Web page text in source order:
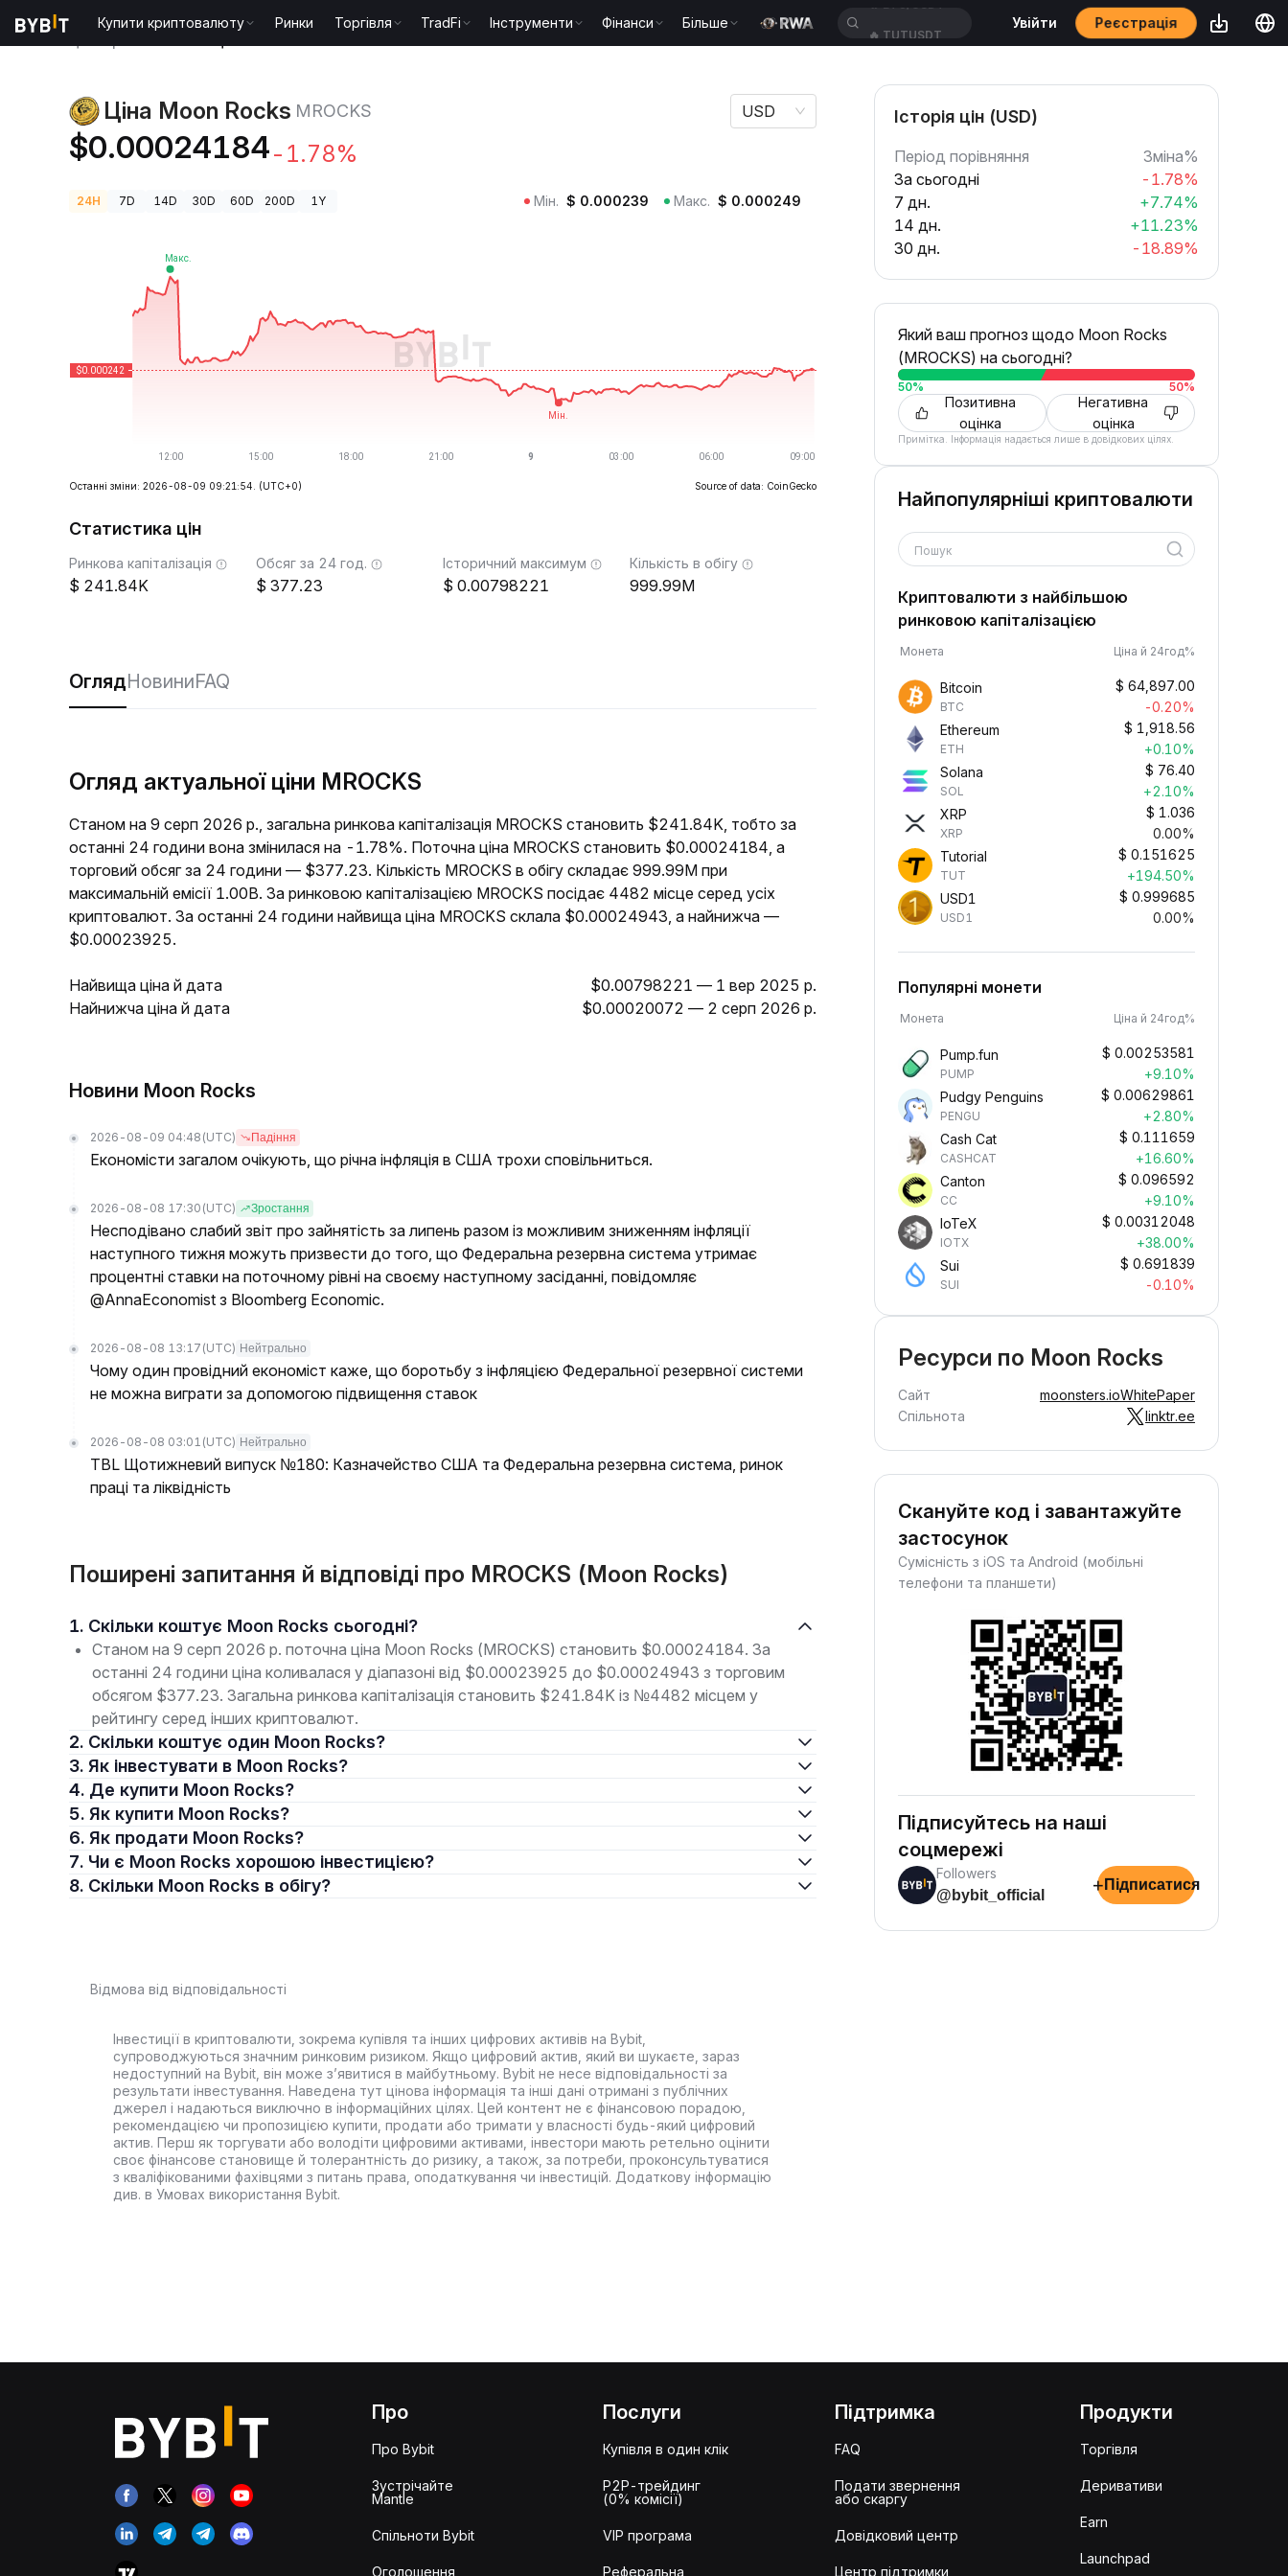
Купити криптовалюту Ринки Торгівля TradFi Інструменти Фінанси Більше Увійти Реєстрація
Ціна Moon Rocks MROCKS
$0.00024184-1.78%
USD
24H 7D 14D 30D 60D 200D 1Y Мін. $ 0.000239 Макс. $ 0.000249
Останні зміни: 2026-08-09 09:21:54. (UTC+0) Source of data: CoinGecko
Статистика цін
Ринкова капіталізація
241.84K
Обсяг за 24 год.
377.23
Історичний максимум
0.00798221
Кількість в обігу
999.99M
ОглядНовиниFAQ
Огляд актуальної ціни MROCKS
Станом на 9 серп 2026 р., загальна ринкова капіталізація MROCKS становить $241.84K, тобто за
останні 24 години вона змінилася на -1.78%. Поточна ціна MROCKS становить $0.00024184, а
торговий обсяг за 24 години — $377.23. Кількість MROCKS в обігу складає 999.99M при
максимальній емісії 1.00B. За ринковою капіталізацією MROCKS посідає 4482 місце серед усіх
криптовалют. За останні 24 години найвища ціна MROCKS склала $0.00024943, а найнижча —
$0.00023925.
Найвища ціна й дата
$0.00798221 — 1 вер 2025 р.
Найнижча ціна й дата
$0.00020072 — 2 серп 2026 р.
Новини Moon Rocks
2026-08-09 04:48 (UTC) Падіння
Економісти загалом очікують, що річна інфляція в США трохи сповільниться.
2026-08-08 17:30 (UTC) Зростання
Несподівано слабий звіт про зайнятість за липень разом із можливим зниженням інфляції
наступного тижня можуть призвести до того, що Федеральна резервна система утримає
процентні ставки на поточному рівні на своєму наступному засіданні, повідомляє
@AnnaEconomist з Bloomberg Economic.
2026-08-08 13:17 (UTC) Нейтрально
Чому один провідний економіст каже, що боротьбу з інфляцією Федеральної резервної системи
не можна виграти за допомогою підвищення ставок
2026-08-08 03:01 (UTC) Нейтрально
TBL Щотижневий випуск №180: Казначейство США та Федеральна резервна система, ринок
праці та ліквідність
Поширені запитання й відповіді про MROCKS (Moon Rocks)
1. Скільки коштує Moon Rocks сьогодні?
Станом на 9 серп 2026 р. поточна ціна Moon Rocks (MROCKS) становить $0.00024184. За
останні 24 години ціна коливалася у діапазоні від $0.00023925 до $0.00024943 з торговим
обсягом $377.23. Загальна ринкова капіталізація становить $241.84K із №4482 місцем у
рейтингу серед інших криптовалют.
2. Скільки коштує один Moon Rocks?
3. Як інвестувати в Moon Rocks?
4. Де купити Moon Rocks?
5. Як купити Moon Rocks?
6. Як продати Moon Rocks?
7. Чи є Moon Rocks хорошою інвестицією?
8. Скільки Moon Rocks в обігу?
Відмова від відповідальності
Інвестиції в криптовалюти, зокрема купівля та інших цифрових активів на Bybit,
супроводжуються значним ринковим ризиком. Якщо цифровий актив, який ви шукаєте, зараз
недоступний на Bybit, він може з’явитися в майбутньому. Bybit не несе відповідальності за
результати інвестування. Наведена тут цінова інформація та інші дані отримані з публічних
джерел і надаються виключно в інформаційних цілях. Цей контент не є фінансовою порадою,
рекомендацією чи пропозицією купити, продати або тримати у власності будь-який цифровий
актив. Перш як торгувати або володіти цифровими активами, інвестори мають ретельно оцінити
своє фінансове становище й толерантність до ризику, а також, за потреби, проконсультуватися
з кваліфікованими фахівцями з питань права, оподаткування чи інвестицій. Додаткову інформацію
див. в Умовах використання Bybit.
Історія цін (USD)
Період порівняння
Зміна%
За сьогодні
-1.78%
7 дн.
+7.74%
14 дн.
+11.23%
30 дн.
-18.89%
Який ваш прогноз щодо Moon Rocks
(MROCKS) на сьогодні?
50% 50%
Позитивна
оцінка
Негативна
оцінка
Примітка. Інформація надається лише в довідкових цілях.
Найпопулярніші криптовалюти
Пошук
Криптовалюти з найбільшою
ринковою капіталізацією
Монета Ціна й 24год%
Bitcoin
BTC
$ 64,897.00
-0.20%
Ethereum
ETH
$ 1,918.56
+0.10%
Solana
SOL
$ 76.40
+2.10%
XRP
XRP
$ 1.036
0.00%
Tutorial
TUT
$ 0.151625
+194.50%
USD1
USD1
$ 0.999685
0.00%
Популярні монети
Монета Ціна й 24год%
Pump.fun
PUMP
$ 0.00253581
+9.10%
Pudgy Penguins
PENGU
$ 0.00629861
+2.80%
Cash Cat
CASHCAT
$ 0.111659
+16.60%
Canton
CC
$ 0.096592
+9.10%
IoTeX
IOTX
$ 0.00312048
+38.00%
Sui
SUI
$ 0.691839
-0.10%
Ресурси по Moon Rocks
Сайт moonsters.ioWhitePaper
Спільнота
linktr.ee
Скануйте код і завантажуйте
застосунок
Сумісність з iOS та Android (мобільні
телефони та планшети)
Підписуйтесь на наші
соцмережі
Followers
@bybit_official
+ Підписатися
Про
Про Bybit
Зустрічайте
Mantle
Спільноти Bybit
Оголошення
Послуги
Купівля в один клік
P2P-трейдинг
(0% комісії)
VIP програма
Реферальна
Підтримка
FAQ
Подати звернення
або скаргу
Довідковий центр
Центр підтримки
Продукти
Торгівля
Деривативи
Earn
Launchpad